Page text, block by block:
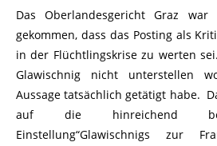
Das Oberlandesgericht Graz war
gekommen, dass das Posting als
in der Flüchtlingskrise zu werten
Glawischnig nicht unterstellen
Aussage tatsächlich getätigt habe.
auf die hinreichend
Einstellung“Glawischnigs zur